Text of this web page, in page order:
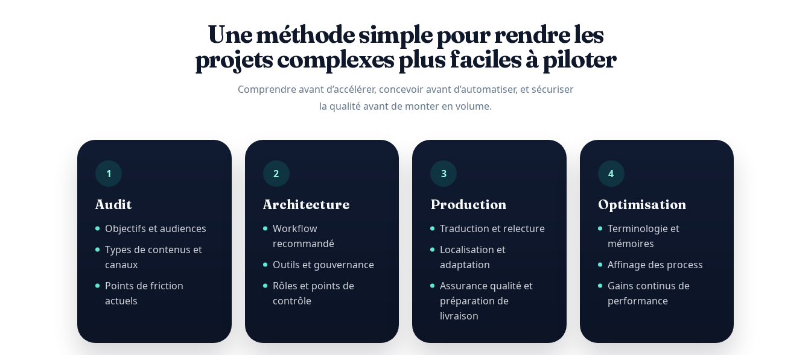
Une méthode simple pour rendre les
projets complexes plus faciles à piloter
Comprendre avant d’accélérer, concevoir avant d’automatiser, et sécuriser
la qualité avant de monter en volume.
1
Audit
Objectifs et audiences
Types de contenus et
canaux
Points de friction
actuels
2
Architecture
Workflow
recommandé
Outils et gouvernance
Rôles et points de
contrôle
3
Production
Traduction et relecture
Localisation et
adaptation
Assurance qualité et
préparation de
livraison
4
Optimisation
Terminologie et
mémoires
Affinage des process
Gains continus de
performance